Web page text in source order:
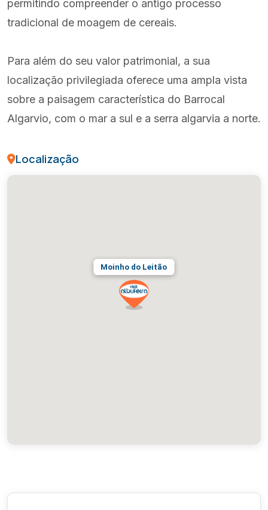
permitindo compreender o antigo processo
tradicional de moagem de cereais.
Para além do seu valor patrimonial, a sua
localização privilegiada oferece uma ampla vista
sobre a paisagem característica do Barrocal
Algarvio, com o mar a sul e a serra algarvia a norte.
Localização
Moinho do Leitão